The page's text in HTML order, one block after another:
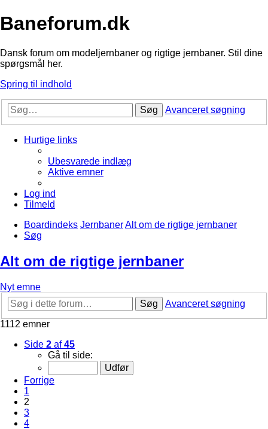
Baneforum.dk
Dansk forum om modeljernbaner og rigtige jernbaner. Stil dine
spørgsmål her.
Spring til indhold
Søg Avanceret søgning
Hurtige links
Ubesvarede indlæg
Aktive emner
Log ind
Tilmeld
Boardindeks JernbanerAlt om de rigtige jernbaner
Søg
Alt om de rigtige jernbaner
Nyt emne
Søg
Avanceret søgning
1112 emner
Side 2 af45
Gå til side:
Forrige
1
2
3
4